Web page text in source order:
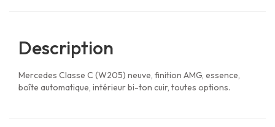
Description
Mercedes Classe C (W205) neuve, finition AMG, essence,
boîte automatique, intérieur bi-ton cuir, toutes options.